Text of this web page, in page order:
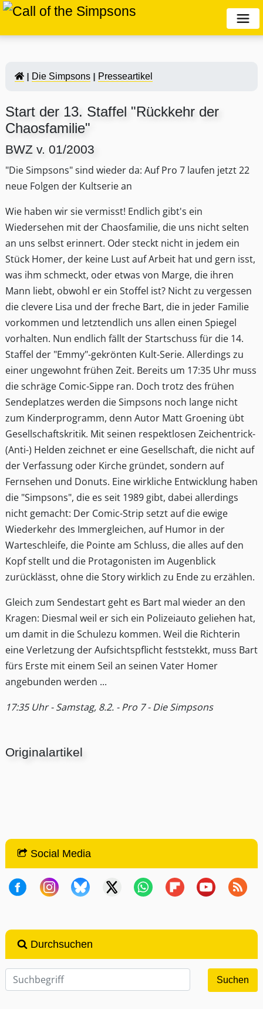
Die Simpsons Presseartikel
Start der 13. Staffel "Rückkehr der
Chaosfamilie"
BWZ v. 01/2003
"Die Simpsons" sind wieder da: Auf Pro 7 laufen jetzt 22
neue Folgen der Kultserie an
Wie haben wir sie vermisst! Endlich gibt's ein
Wiedersehen mit der Chaosfamilie, die uns nicht selten
an uns selbst erinnert. Oder steckt nicht in jedem ein
Stück Homer, der keine Lust auf Arbeit hat und gern isst,
was ihm schmeckt, oder etwas von Marge, die ihren
Mann liebt, obwohl er ein Stoffel ist? Nicht zu vergessen
die clevere Lisa und der freche Bart, die in jeder Familie
vorkommen und letztendlich uns allen einen Spiegel
vorhalten. Nun endlich fällt der Startschuss für die 14.
Staffel der "Emmy"-gekrönten Kult-Serie. Allerdings zu
einer ungewohnt frühen Zeit. Bereits um 17:35 Uhr muss
die schräge Comic-Sippe ran. Doch trotz des frühen
Sendeplatzes werden die Simpsons noch lange nicht
zum Kinderprogramm, denn Autor Matt Groening übt
Gesellschaftskritik. Mit seinen respektlosen Zeichentrick-
(Anti-) Helden zeichnet er eine Gesellschaft, die nicht auf
der Verfassung oder Kirche gründet, sondern auf
Fernsehen und Donuts. Eine wirkliche Entwicklung haben
die "Simpsons", die es seit 1989 gibt, dabei allerdings
nicht gemacht: Der Comic-Strip setzt auf die ewige
Wiederkehr des Immergleichen, auf Humor in der
Warteschleife, die Pointe am Schluss, die alles auf den
Kopf stellt und die Protagonisten im Augenblick
zurücklässt, ohne die Story wirklich zu Ende zu erzählen.
Gleich zum Sendestart geht es Bart mal wieder an den
Kragen: Diesmal weil er sich ein Polizeiauto geliehen hat,
um damit in die Schulezu kommen. Weil die Richterin
eine Verletzung der Aufsichtspflicht feststekkt, muss Bart
fürs Erste mit einem Seil an seinen Vater Homer
angebunden werden ...
17:35 Uhr - Samstag, 8.2. - Pro 7 - Die Simpsons
Originalartikel
Social Media
Durchsuchen